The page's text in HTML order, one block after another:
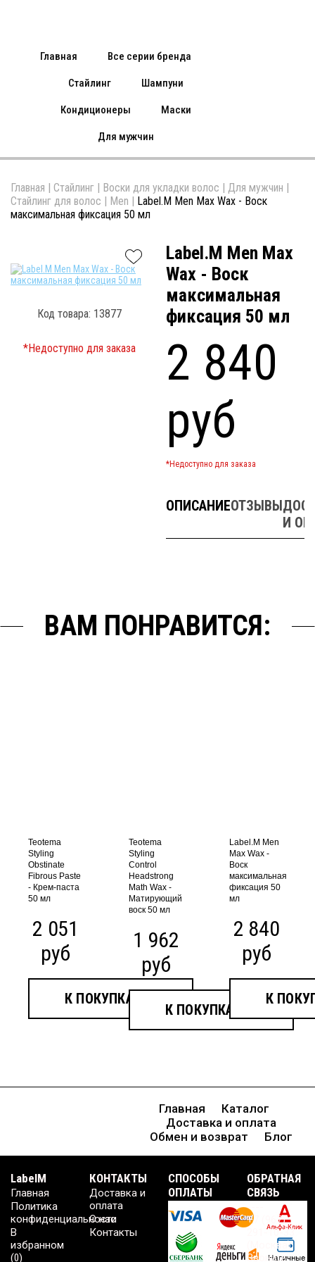
Главная Все серии бренда
Стайлинг Шампуни
Кондиционеры Маски
Для мужчин
Главная | Стайлинг | Воски для укладки волос | Для мужчин |
Стайлинг для волос | Men | Label.M Men Max Wax - Воск
максимальная фиксация 50 мл
Код товара: 13877
*Недоступно для заказа
Label.M Men Max
Wax - Воск
максимальная
фиксация 50 мл
2 840
руб
*Недоступно для заказа
ОПИСАНИЕОТЗЫВЫ
И
ВАМ ПОНРАВИТСЯ:
Teotema
Styling
Obstinate
Fibrous Paste
- Крем-паста
50 мл
2 051
руб
К ПОКУПКАМ
Teotema
Styling
Control
Headstrong
Math Wax -
Матирующий
воск 50 мл
1 962
руб
К ПОКУПКАМ
Label.M Men
Max Wax -
Воск
максимальная
фиксация 50
мл
2 840
руб
К
Главная
Каталог
Доставка и оплата
Обмен и возврат
Блог
LabelM
Главная
Политика
конфиденциальности
В
избранном
(0)
КОНТАКТЫ
Доставка и
оплата
О нас
Контакты
CПОСОБЫ
ОПЛАТЫ
ОБРАТНАЯ
СВЯЗЬ
----
+7 (967)
291-10-33
(Москва)
Звоните